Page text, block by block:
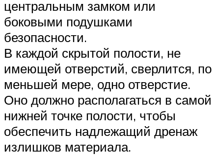
центральным замком или
боковыми подушками
безопасности.
В каждой скрытой полости, не
имеющей отверстий, сверлится, по
меньшей мере, одно отверстие.
Оно должно располагаться в самой
нижней точке полости, чтобы
обеспечить надлежащий дренаж
излишков материала.